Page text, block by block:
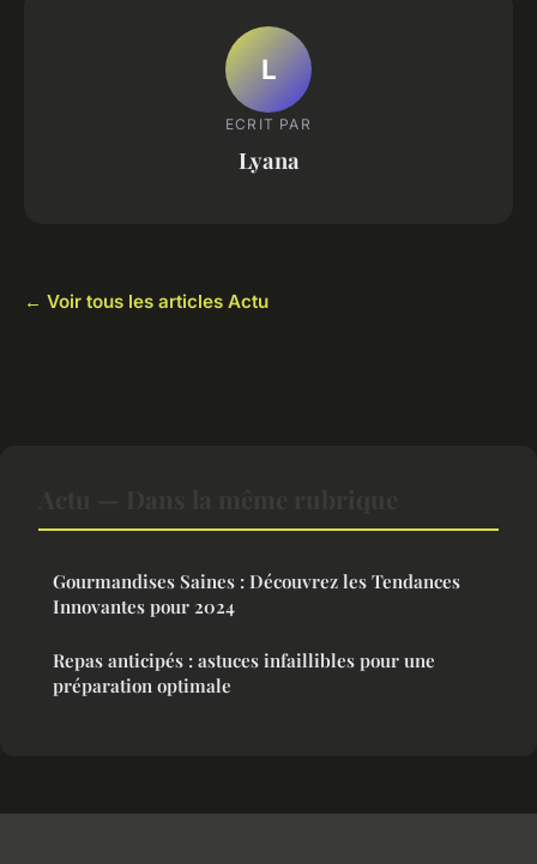
L
ECRIT PAR
Lyana
← Voir tous les articles Actu
Gourmandises Saines : Découvrez les Tendances
Innovantes pour 2024
Repas anticipés : astuces infaillibles pour une
préparation optimale